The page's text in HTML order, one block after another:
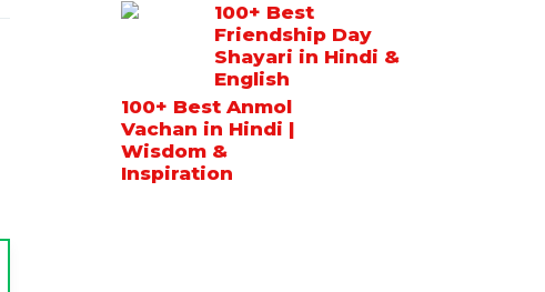
100+ Best
Friendship Day
Shayari in Hindi &
English
100+ Best Anmol
Vachan in Hindi |
Wisdom &
Inspiration